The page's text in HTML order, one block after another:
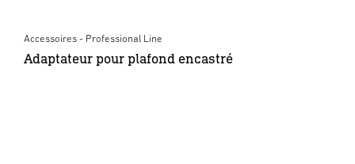
Accessoires - Professional Line
Adaptateur pour plafond encastré